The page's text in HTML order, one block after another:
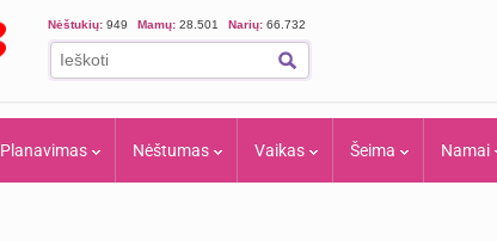
Nėštukių: 949 Mamų: 28.501 Narių: 66.732
Planavimas Nėštumas Vaikas Šeima Namai